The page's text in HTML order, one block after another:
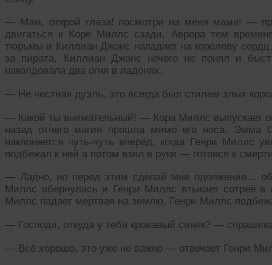
— Мам, открой глаза! посмотри на меня мама! —
двигаться к Коре Миллс сзади, Аврора тем
тюрьмы и Киллиан Джонс нападает на королеву
за пирата, Киллиан Джонс нечего не понял и
наколдовала два огня в ладонях.
— Не честная дуэль, это всегда был стилем злых
— Какой ты внимательный! — Кора Миллс выпускает
назад отчего магия прошла мимо его носа, Эмма
наклоняется чуть-чуть вперёд, когда Генри Миллс
подбежал к ней а потом взял в руки — готовся к
— Ладно, но перед этим сделай мне одолжение…
Миллс обернулась и Генри Миллс втыкает сотреё
Миллс падает мертвая на землю, Генри Миллс
— Господи, откуда у тебя кровавый синяк? —
— Всё хорошо, это уже не важно — отвечает Генри